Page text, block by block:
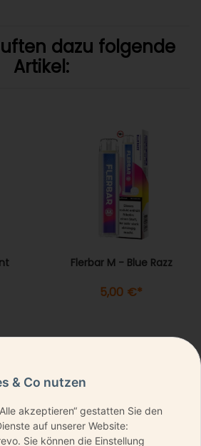
dazu folgende
Artikel:
Flerbar M - Blue Razz
5,00 €*
& KEINE DEALS
VERPASSEN
& Co nutzen
akzeptieren“ gestatten Sie den
auf unserer Website:
Sie können die Einstellung